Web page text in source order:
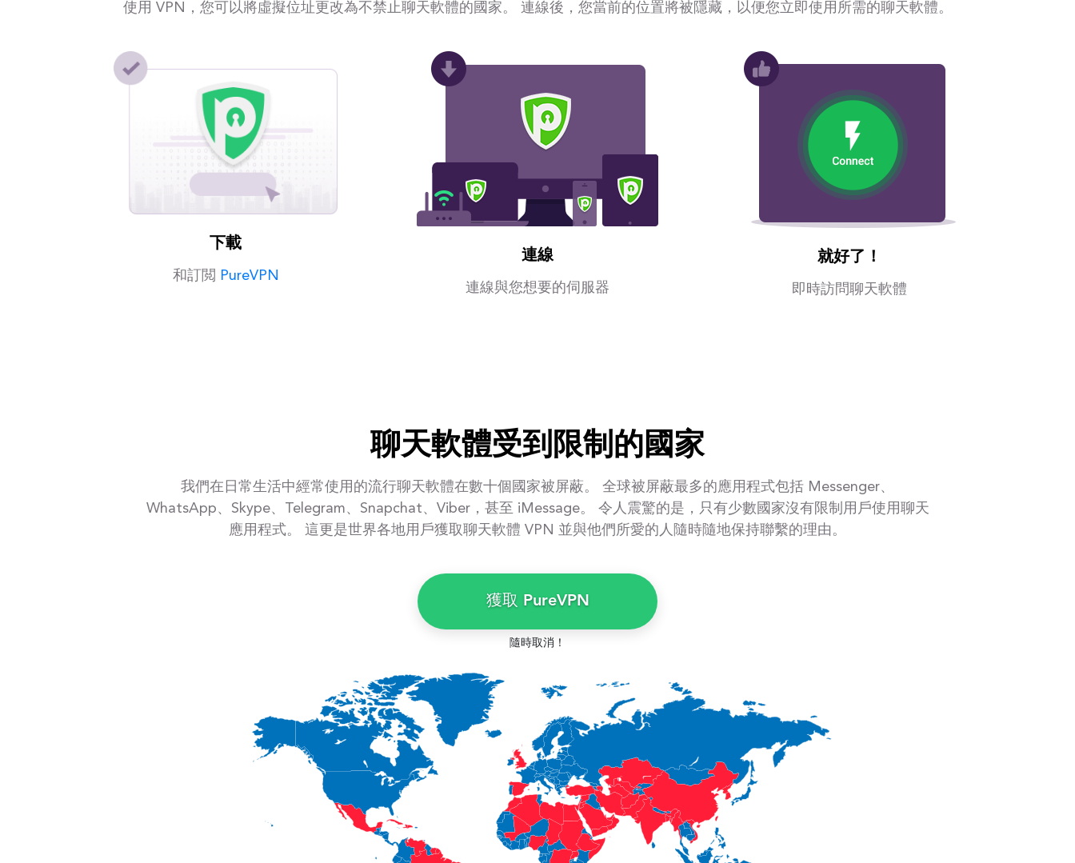
使用 VPN，您可以將虛擬位址更改為不禁止聊天軟體的國家。 連線後，您當前的位置將被隱藏，以便您立即使用所需的聊天軟體。
下載
和訂閲 PureVPN
連線
連線與您想要的伺服器
就好了！
即時訪問聊天軟體
聊天軟體受到限制的國家
我們在日常生活中經常使用的流行聊天軟體在數十個國家被屏蔽。 全球被屏蔽最多的應用程式包括 Messenger、
WhatsApp、Skype、Telegram、Snapchat、Viber，甚至 iMessage。 令人震驚的是，只有少數國家沒有限制用戶使用聊天
應用程式。 這更是世界各地用戶獲取聊天軟體 VPN 並與他們所愛的人隨時隨地保持聯繫的理由。
獲取 PureVPN
隨時取消！